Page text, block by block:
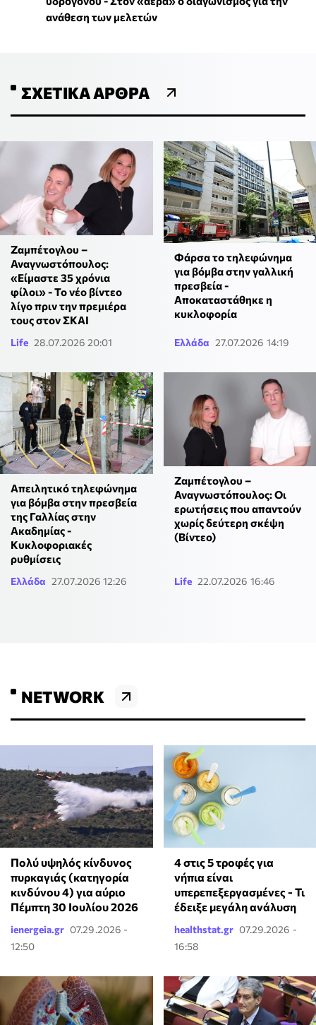
ανάθεση των μελετών
ΣΧΕΤΙΚΆ ΆΡΘΡΑ
Ζαμπέτογλου –
Αναγνωστόπουλος:
«Είμαστε 35 χρόνια
φίλοι» - Το νέο βίντεο
λίγο πριν την πρεμιέρα
τους στον ΣΚΑΙ
Life 28.07.2026 20:01
Φάρσα το τηλεφώνημα
για βόμβα στην γαλλική
πρεσβεία -
Αποκαταστάθηκε η
κυκλοφορία
Ελλάδα 27.07.2026 14:19
Απειλητικό τηλεφώνημα
για βόμβα στην πρεσβεία
της Γαλλίας στην
Ακαδημίας -
Κυκλοφοριακές
ρυθμίσεις
Ελλάδα 27.07.2026 12:26
Ζαμπέτογλου –
Αναγνωστόπουλος: Οι
ερωτήσεις που απαντούν
χωρίς δεύτερη σκέψη
(Βίντεο)
Life 22.07.2026 16:46
NETWORK
Πολύ υψηλός κίνδυνος
πυρκαγιάς (κατηγορία
κινδύνου 4) για αύριο
Πέμπτη 30 Ιουλίου 2026
ienergeia.gr 07.29.2026 -
12:50
4 στις 5 τροφές για
νήπια είναι
υπερεπεξεργασμένες - Τι
έδειξε μεγάλη ανάλυση
healthstat.gr 07.29.2026 -
16:58